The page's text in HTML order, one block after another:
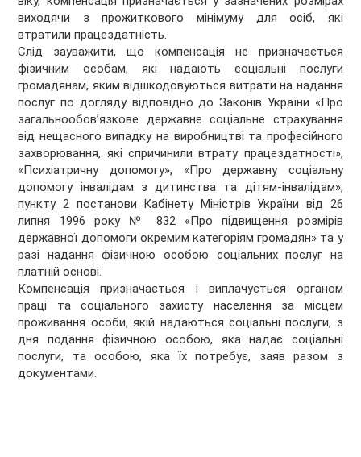
виходячи з прожиткового мінімуму для осіб, які
втратили працездатність.
Слід зауважити, що компенсація не призначається
фізичним особам, які надають соціальні послуги
громадянам, яким відшкодовуються витрати на надання
послуг по догляду відповідно до Законів України «Про
загальнообов’язкове державне соціальне страхування
від нещасного випадку на виробництві та професійного
захворювання, які спричинили втрату працездатності»,
«Психіатричну допомогу», «Про державну соціальну
допомогу інвалідам з дитинства та дітям-інвалідам»,
пункту 2 постанови Кабінету Міністрів України від 26
липня 1996 року № 832 «Про підвищення розмірів
державної допомоги окремим категоріям громадян» та у
разі надання фізичною особою соціальних послуг на
платній основі.
Компенсація призначається і виплачується органом
праці та соціального захисту населення за місцем
проживання особи, якій надаються соціальні послуги, з
дня подання фізичною особою, яка надає соціальні
послуги, та особою, яка їх потребує, заяв разом з
документами.